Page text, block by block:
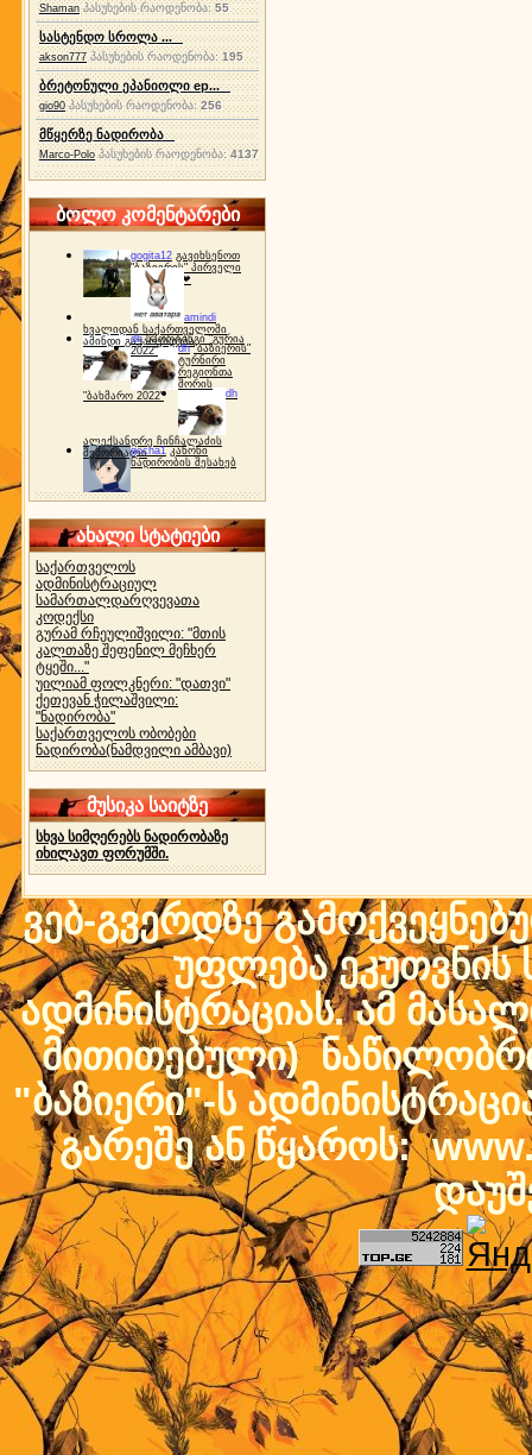
Shaman პასუხების რაოდენობა:55
სასტენდო სროლა ...
akson777 პასუხების რაოდენობა:195
ბრეტონული ეპანიოლი ep...
gio90 პასუხების რაოდენობა:256
მწყერზე ნადირობა
Marco-Polo პასუხების რაოდენობა:4137
ბოლო კომენტარები
gogita12 გავიხსენოთ
"ბაზიერის" პირველი
ტურნირი ❤
amindi
ხვალიდან საქართველოში
ამინდი გაუარესდება
dh სპორტინგი "გურია
2022"
dh "ბაზიერის"
ტურნირი
რეგიონთა
შორის
"ბახმარო 2022"
dh
ალექსანდრე ჩინჩალაძის
მემორიალიgocha1 კანონი
ნადირობის შესახებ
ახალი სტატიები
საქართველოს
ადმინისტრაციულ
სამართალდარღვევათა
კოდექსი
გურამ რჩეულიშვილი: "მთის
კალთაზე შეფენილ მეჩხერ
ტყეში..."
უილიამ ფოლკნერი: "დათვი"
ქეთევან ჭილაშვილი:
"ნადირობა"
საქართველოს ობობები
ნადირობა(ნამდვილი ამბავი)
მუსიკა საიტზე
სხვა სიმღერებს ნადირობაზე
იხილავთ ფორუმში.
ვებ-გვერდზე
უფლება ეკუთვნის
ადმინისტრაციას. ამ
მითითებული)
"ბაზიერი"-ს
გარეშე ან წყაროს: